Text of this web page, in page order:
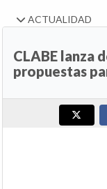
ACTUALIDAD
CLABE lanza
propuestas